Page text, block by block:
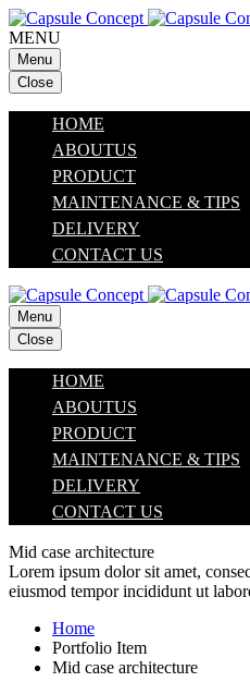
MENU
Menu
Close
HOME
ABOUTUS
PRODUCT
MAINTENANCE & TIPS
DELIVERY
CONTACT US
Menu
Close
HOME
ABOUTUS
PRODUCT
MAINTENANCE & TIPS
DELIVERY
CONTACT US
Mid case architecture
Lorem ipsum dolor sit amet,
eiusmod tempor incididunt ut
Home
Portfolio Item
Mid case architecture